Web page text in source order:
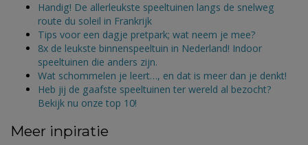
Handig! De allerleukste speeltuinen langs de snelweg
route du soleil in Frankrijk
Tips voor een dagje pretpark; wat neem je mee?
8x de leukste binnenspeeltuin in Nederland! Indoor
speeltuinen die anders zijn.
Wat schommelen je leert…, en dat is meer dan je denkt!
Heb jij de gaafste speeltuinen ter wereld al bezocht?
Bekijk nu onze top 10!
Meer inpiratie